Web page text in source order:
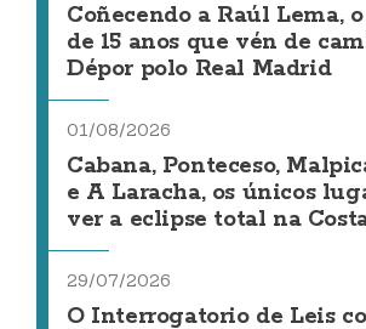
Coñecendo a Raúl Lema,
de 15 anos que vén de
Dépor polo Real Madrid
01/08/2026
Cabana, Ponteceso,
e A Laracha, os únicos
ver a eclipse total na
29/07/2026
O Interrogatorio de Leis